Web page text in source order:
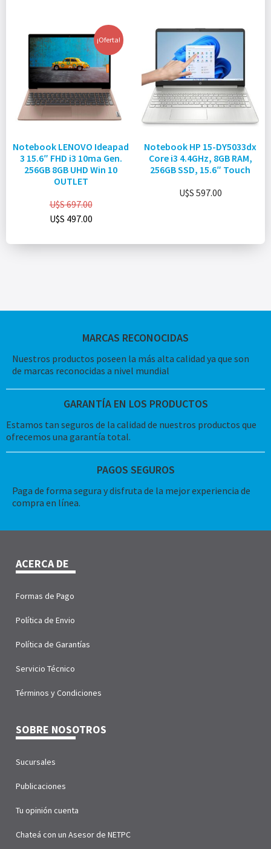
¡Oferta!
Notebook LENOVO Ideapad
3 15.6″ FHD i3 10ma Gen.
256GB 8GB UHD Win 10
OUTLET
U$S697.00
U$S 497.00
Notebook HP 15-DY5033dx
Core i3 4.4GHz, 8GB RAM,
256GB SSD, 15.6″ Touch
U$S 597.00
MARCAS RECONOCIDAS
Nuestros productos poseen la más alta calidad ya que son
de marcas reconocidas a nivel mundial
GARANTÍA EN LOS PRODUCTOS
Estamos tan seguros de la calidad de nuestros productos que
ofrecemos una garantía total.
PAGOS SEGUROS
Paga de forma segura y disfruta de la mejor experiencia de
compra en línea.
ACERCA DE
Formas de Pago
Política de Envio
Política de Garantías
Servicio Técnico
Términos y Condiciones
SOBRE NOSOTROS
Sucursales
Publicaciones
Tu opinión cuenta
Chateá con un Asesor de NETPC